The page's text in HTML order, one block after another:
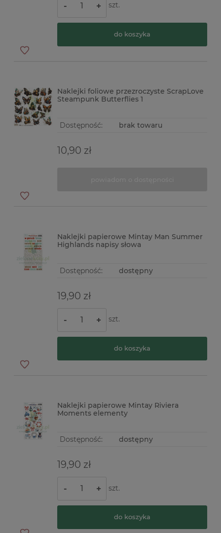
- + szt.
do koszyka
Naklejki foliowe przezroczyste ScrapLove
Steampunk Butterflies 1
Dostępność: brak towaru
10,90 zł
Naklejki papierowe Mintay Man Summer
Highlands napisy słowa
Dostępność: dostępny
19,90 zł
- + szt.
do koszyka
Naklejki papierowe Mintay Riviera
Moments elementy
Dostępność: dostępny
19,90 zł
- + szt.
do koszyka